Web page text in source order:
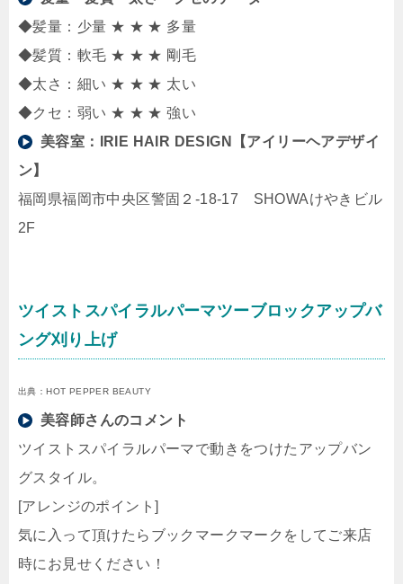
◆髪量：少量 ★ ★ ★ 多量
◆髪質：軟毛 ★ ★ ★ 剛毛
◆太さ：細い ★ ★ ★ 太い
◆クセ：弱い ★ ★ ★ 強い
美容室：
IRIE HAIR DESIGN【アイリーヘアデザイ
ン】
福岡県福岡市中央区警固２-18-17 SHOWAけやきビル
2F
ツイストスパイラルパーマツーブロックアップバ
ング刈り上げ
出典：HOT PEPPER BEAUTY
美容師さんのコメント
ツイストスパイラルパーマで動きをつけたアップバン
グスタイル。
[アレンジのポイント]
気に入って頂けたらブックマークマークをしてご来店
時にお見せください！